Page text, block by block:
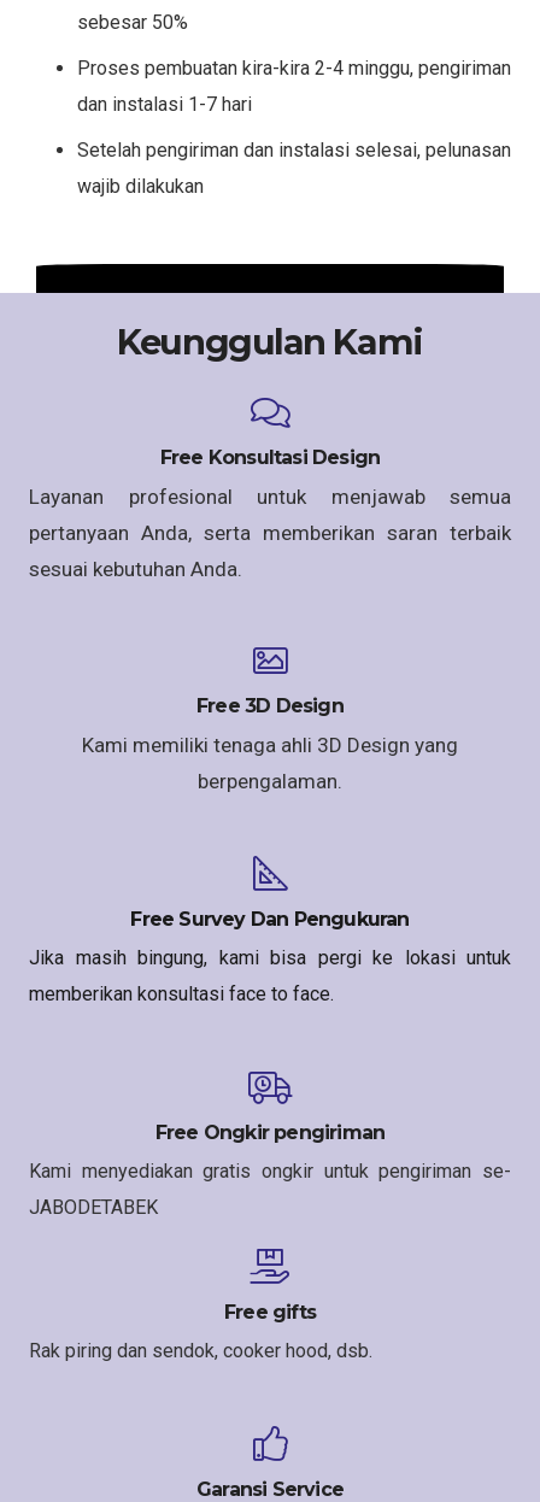
sebesar 50%
Proses pembuatan kira-kira 2-4 minggu, pengiriman
dan instalasi 1-7 hari
Setelah pengiriman dan instalasi selesai, pelunasan
wajib dilakukan
Keunggulan Kami
Free Konsultasi Design
Layanan profesional untuk menjawab semua
pertanyaan Anda, serta memberikan saran terbaik
sesuai kebutuhan Anda.
Free 3D Design
Kami memiliki tenaga ahli 3D Design yang
berpengalaman.
Free Survey Dan Pengukuran
Jika masih bingung, kami bisa pergi ke lokasi untuk
memberikan konsultasi face to face.
Free Ongkir pengiriman
Kami menyediakan gratis ongkir untuk pengiriman se-
JABODETABEK
Free gifts
Rak piring dan sendok, cooker hood, dsb.
Garansi Service